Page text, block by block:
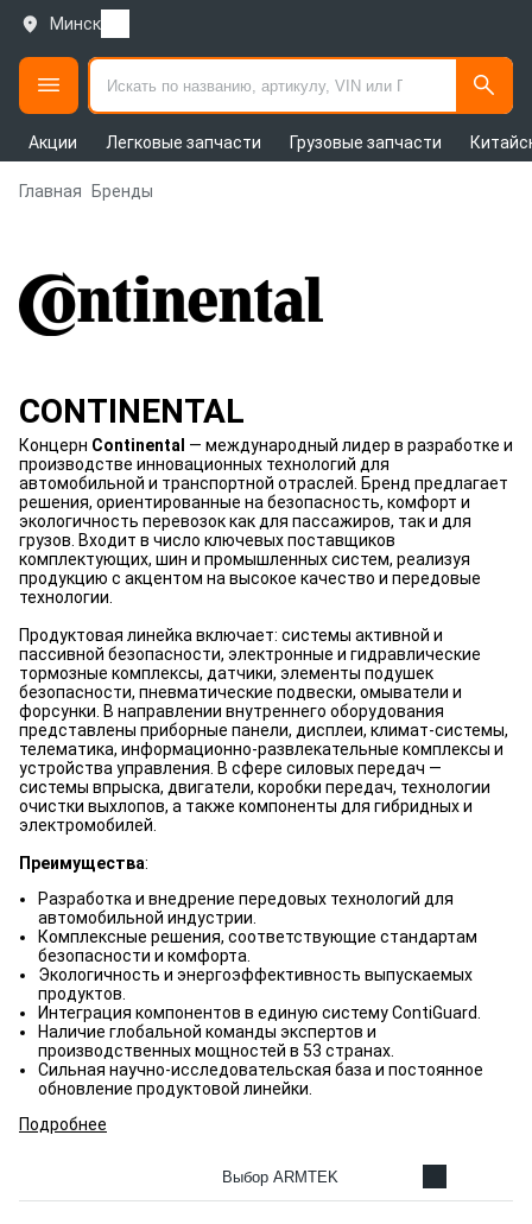
Минск
Акции Легковые запчасти Грузовые запчасти
Главная Бренды
CONTINENTAL
Концерн Continental — международный лидер в разработке и
производстве инновационных технологий для
автомобильной и транспортной отраслей. Бренд предлагает
решения, ориентированные на безопасность, комфорт и
экологичность перевозок как для пассажиров, так и для
грузов. Входит в число ключевых поставщиков
комплектующих, шин и промышленных систем, реализуя
продукцию с акцентом на высокое качество и передовые
технологии.
Продуктовая линейка включает: системы активной и
пассивной безопасности, электронные и гидравлические
тормозные комплексы, датчики, элементы подушек
безопасности, пневматические подвески, омыватели и
форсунки. В направлении внутреннего оборудования
представлены приборные панели, дисплеи, климат-системы,
телематика, информационно-развлекательные комплексы и
устройства управления. В сфере силовых передач —
системы впрыска, двигатели, коробки передач, технологии
очистки выхлопов, а также компоненты для гибридных и
электромобилей.
Преимущества:
Разработка и внедрение передовых технологий для
автомобильной индустрии.
Комплексные решения, соответствующие стандартам
безопасности и комфорта.
Экологичность и энергоэффективность выпускаемых
продуктов.
Интеграция компонентов в единую систему ContiGuard.
Наличие глобальной команды экспертов и
производственных мощностей в 53 странах.
Сильная научно-исследовательская база и постоянное
обновление продуктовой линейки.
Подробнее
Выбор ARMTEK